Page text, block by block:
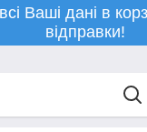
Ваші дані в
відправки!